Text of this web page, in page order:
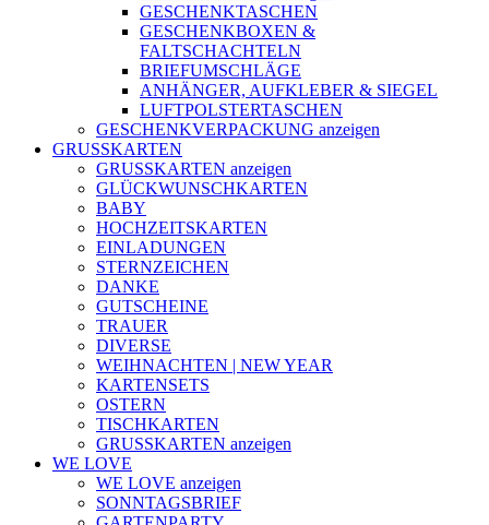
GESCHENKTASCHEN
GESCHENKBOXEN &
FALTSCHACHTELN
BRIEFUMSCHLÄGE
ANHÄNGER, AUFKLEBER & SIEGEL
LUFTPOLSTERTASCHEN
GESCHENKVERPACKUNG anzeigen
GRUSSKARTEN
GRUSSKARTEN anzeigen
GLÜCKWUNSCHKARTEN
BABY
HOCHZEITSKARTEN
EINLADUNGEN
STERNZEICHEN
DANKE
GUTSCHEINE
TRAUER
DIVERSE
WEIHNACHTEN | NEW YEAR
KARTENSETS
OSTERN
TISCHKARTEN
GRUSSKARTEN anzeigen
WE LOVE
WE LOVE anzeigen
SONNTAGSBRIEF